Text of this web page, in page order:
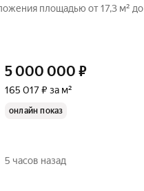
площадью от 17,3 м² до
5 000 000 ₽
165 017 ₽ за м²
онлайн показ
5 часов назад